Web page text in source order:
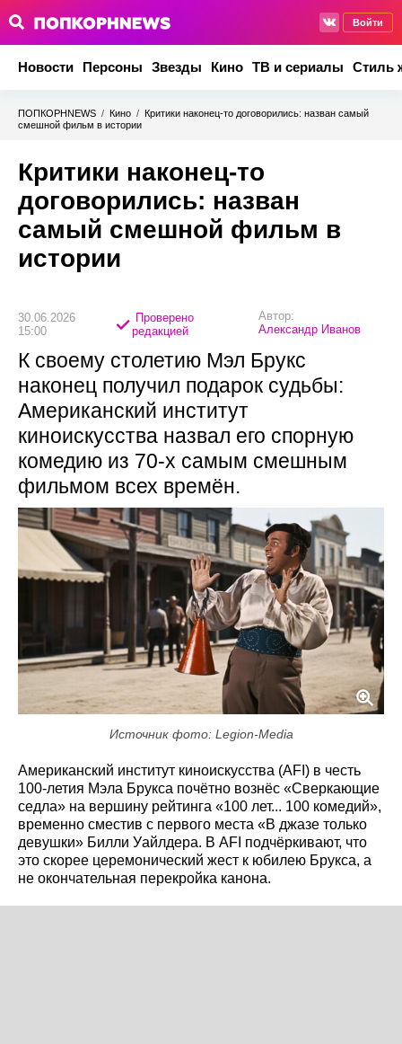
Войти
Новости Персоны Звезды Кино ТВ и сериалы Стиль
ПОПКОРНNEWS / Кино / Критики наконец-то договорились: назван самый
смешной фильм в истории
Критики наконец-то
договорились: назван
самый смешной фильм в
истории
30.06.2026
15:00
Проверено
редакцией
Автор:
Александр Иванов
К своему столетию Мэл Брукс
наконец получил подарок судьбы:
Американский институт
киноискусства назвал его спорную
комедию из 70-х самым смешным
фильмом всех времён.
Источник фото: Legion-Media
Американский институт киноискусства (AFI) в честь
100-летия Мэла Брукса почётно вознёс «Сверкающие
седла» на вершину рейтинга «100 лет... 100 комедий»,
временно сместив с первого места «В джазе только
девушки» Билли Уайлдера. В AFI подчёркивают, что
это скорее церемонический жест к юбилею Брукса, а
не окончательная перекройка канона.